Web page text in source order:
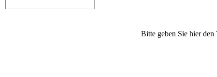
Bitte geben Sie hier